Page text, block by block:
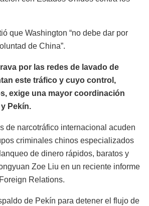
que Washington “no debe dar por
de China”.
por las redes de lavado de
este tráfico y cuyo control,
exige una mayor coordinación
Pekín.
de narcotráfico internacional acuden
criminales chinos especializados
de dinero rápidos, baratos y
Zoe Liu en un reciente informe
Relations.
de Pekín para detener el flujo de